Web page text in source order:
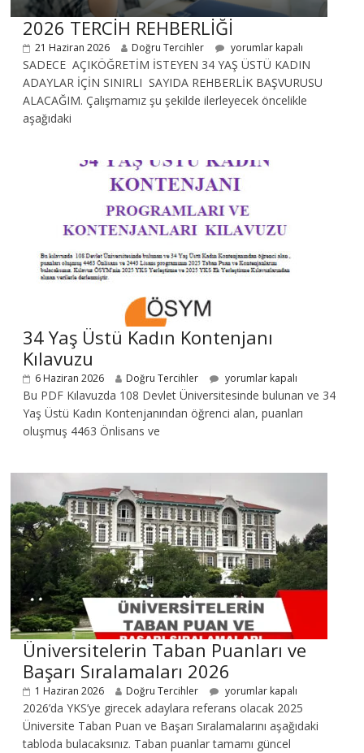
2026 TERCİH REHBERLİĞİ
21 Haziran 2026 Doğru Tercihler yorumlar kapalı
SADECE AÇIKÖĞRETİM İSTEYEN 34 YAŞ ÜSTÜ KADIN
ADAYLAR İÇİN SINIRLI SAYIDA REHBERLİK BAŞVURUSU
ALACAĞIM. Çalışmamız şu şekilde ilerleyecek öncelikle
aşağıdaki
34 Yaş Üstü Kadın Kontenjanı
Kılavuzu
6 Haziran 2026 Doğru Tercihler yorumlar kapalı
Bu PDF Kılavuzda 108 Devlet Üniversitesinde bulunan ve 34
Yaş Üstü Kadın Kontenjanından öğrenci alan, puanları
oluşmuş 4463 Önlisans ve
Üniversitelerin Taban Puanları ve
Başarı Sıralamaları 2026
1 Haziran 2026 Doğru Tercihler yorumlar kapalı
2026’da YKS’ye girecek adaylara referans olacak 2025
Üniversite Taban Puan ve Başarı Sıralamalarını aşağıdaki
tabloda bulacaksınız. Taban puanlar tamamı güncel